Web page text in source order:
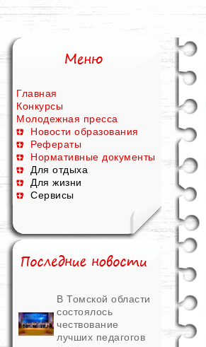
Главная
Конкурсы
Молодежная пресса
Новости образования
Рефераты
Нормативные документы
Для отдыха
Для жизни
Сервисы
В Томской области
состоялось
чествование
лучших педагогов